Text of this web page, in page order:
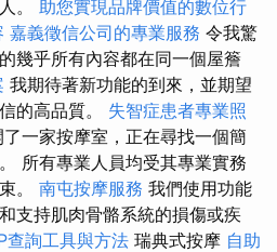
。 助您實現品牌價值的數位行
嘉義徵信公司的專業服務 令我驚
幾乎所有內容都在同一個屋簷
我期待著新功能的到來，並期望
的高品質。 失智症患者專業照
一家按摩室，正在尋找一個簡
所有專業人員均受其專業實務
。 南屯按摩服務 我們使用功能
支持肌肉骨骼系統的損傷或疾
查詢工具與方法 瑞典式按摩 自助